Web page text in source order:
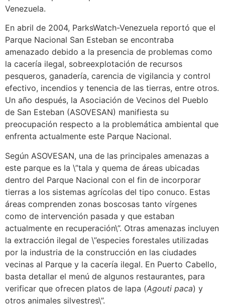
Venezuela.
En abril de 2004, ParksWatch-Venezuela reportó que el
Parque Nacional San Esteban se encontraba
amenazado debido a la presencia de problemas como
la cacería ilegal, sobreexplotación de recursos
pesqueros, ganadería, carencia de vigilancia y control
efectivo, incendios y tenencia de las tierras, entre otros.
Un año después, la Asociación de Vecinos del Pueblo
de San Esteban (ASOVESAN) manifiesta su
preocupación respecto a la problemática ambiental que
enfrenta actualmente este Parque Nacional.
Según ASOVESAN, una de las principales amenazas a
este parque es la \”tala y quema de áreas ubicadas
dentro del Parque Nacional con el fin de incorporar
tierras a los sistemas agrícolas del tipo conuco. Estas
áreas comprenden zonas boscosas tanto vírgenes
como de intervención pasada y que estaban
actualmente en recuperación\”. Otras amenazas incluyen
la extracción ilegal de \”especies forestales utilizadas
por la industria de la construcción en las ciudades
vecinas al Parque y la cacería ilegal. En Puerto Cabello,
basta detallar el menú de algunos restaurantes, para
verificar que ofrecen platos de lapa (Agouti paca) y
otros animales silvestres\”.